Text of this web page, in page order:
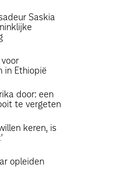
Saskia
in Ethiopië
door: een
te vergeten
keren, is
opleiden